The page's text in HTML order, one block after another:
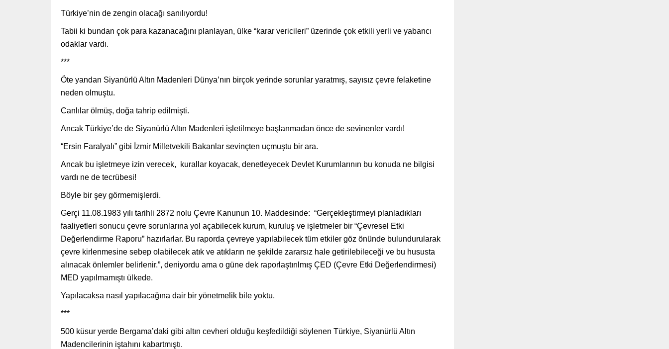
Türkiye’nin de zengin olacağı sanılıyordu!
Tabii ki bundan çok para kazanacağını planlayan, ülke “karar vericileri” üzerinde çok etkili yerli ve yabancı
odaklar vardı.
***
Öte yandan Siyanürlü Altın Madenleri Dünya’nın birçok yerinde sorunlar yaratmış, sayısız çevre felaketine
neden olmuştu.
Canlılar ölmüş, doğa tahrip edilmişti.
Ancak Türkiye’de de Siyanürlü Altın Madenleri işletilmeye başlanmadan önce de sevinenler vardı!
“Ersin Faralyalı” gibi İzmir Milletvekili Bakanlar sevinçten uçmuştu bir ara.
Ancak bu işletmeye izin verecek, kurallar koyacak, denetleyecek Devlet Kurumlarının bu konuda ne bilgisi
vardı ne de tecrübesi!
Böyle bir şey görmemişlerdi.
Gerçi 11.08.1983 yılı tarihli 2872 nolu Çevre Kanunun 10. Maddesinde: “Gerçekleştirmeyi planladıkları
faaliyetleri sonucu çevre sorunlarına yol açabilecek kurum, kuruluş ve işletmeler bir “Çevresel Etki
Değerlendirme Raporu” hazırlarlar. Bu raporda çevreye yapılabilecek tüm etkiler göz önünde bulundurularak
çevre kirlenmesine sebep olabilecek atık ve atıkların ne şekilde zararsız hale getirilebileceği ve bu hususta
alınacak önlemler belirlenir.”, deniyordu ama o güne dek raporlaştırılmış ÇED (Çevre Etki Değerlendirmesi)
MED yapılmamıştı ülkede.
Yapılacaksa nasıl yapılacağına dair bir yönetmelik bile yoktu.
***
500 küsur yerde Bergama’daki gibi altın cevheri olduğu keşfedildiği söylenen Türkiye, Siyanürlü Altın
Madencilerinin iştahını kabartmıştı.